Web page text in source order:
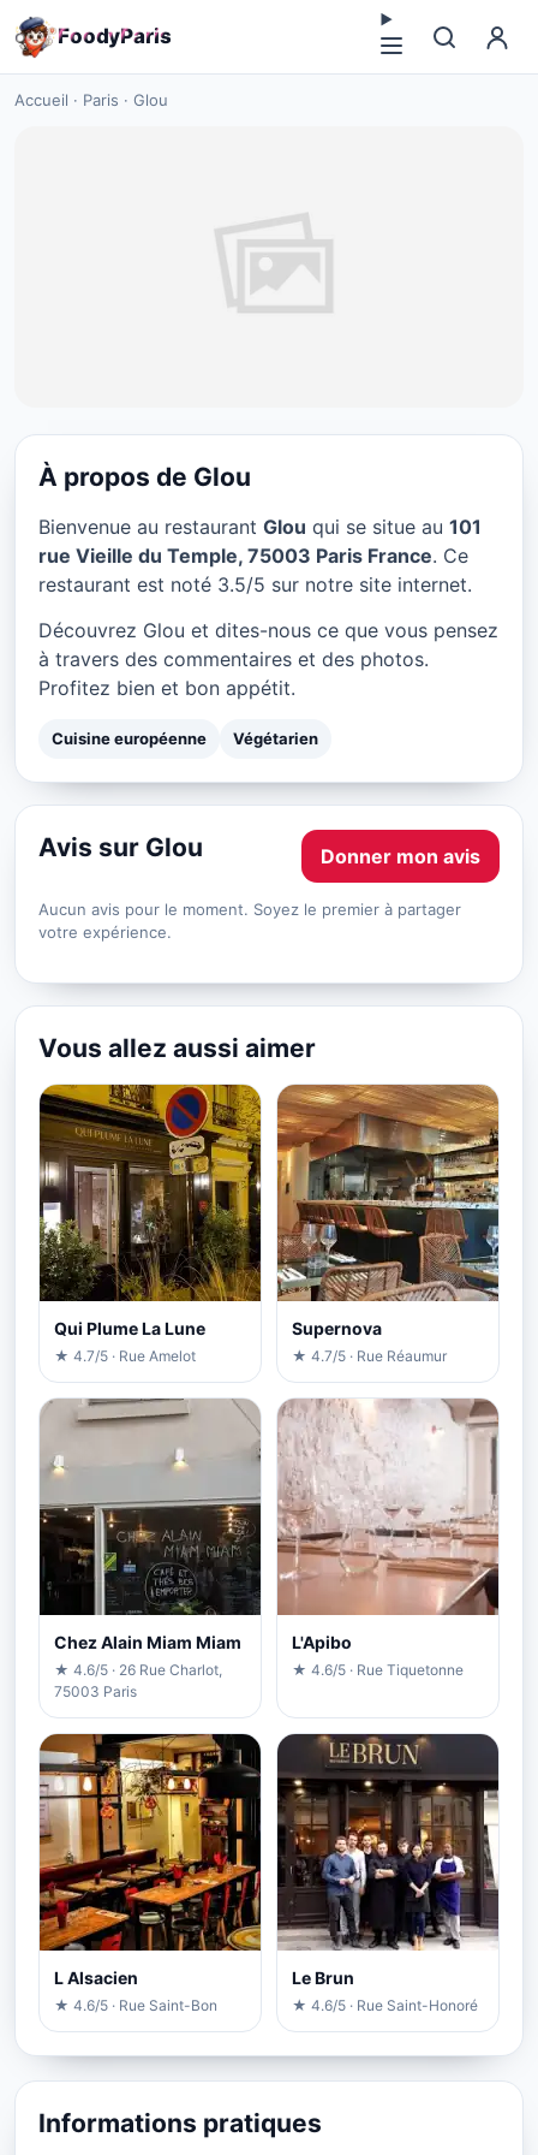
FoodyParis
Accueil · Paris · Glou
Glou à Paris
★ 3.5/5
À propos de Glou
Bienvenue au restaurant Glou qui se situe au 101
rue Vieille du Temple, 75003 Paris France. Ce
restaurant est noté 3.5/5 sur notre site internet.
Découvrez Glou et dites-nous ce que vous pensez
à travers des commentaires et des photos.
Profitez bien et bon appétit.
Cuisine européenne Végétarien
Avis sur Glou Donner mon avis
Aucun avis pour le moment. Soyez le premier à partager
votre expérience.
Vous allez aussi aimer
Qui Plume La Lune
★ 4.7/5 · Rue Amelot
Supernova
★ 4.7/5 · Rue Réaumur
Chez Alain Miam Miam
★ 4.6/5 · 26 Rue Charlot,
75003 Paris
L'Apibo
★ 4.6/5 · Rue Tiquetonne
L Alsacien
★ 4.6/5 · Rue Saint-Bon
Le Brun
★ 4.6/5 · Rue Saint-Honoré
Informations pratiques